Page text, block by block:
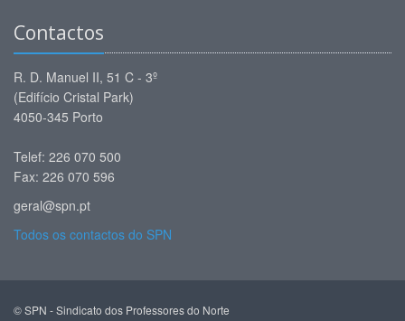
Contactos
R. D. Manuel II, 51 C - 3º
(Edifício Cristal Park)
4050-345 Porto
Telef: 226 070 500
Fax: 226 070 596
geral@spn.pt
Todos os contactos do SPN
© SPN - Sindicato dos Professores do Norte